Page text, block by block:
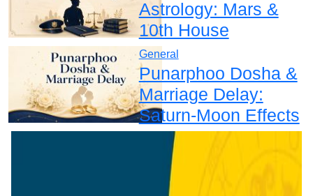
Astrology: Mars &
10th House
General
Punarphoo Dosha &
Marriage Delay:
Saturn-Moon Effects